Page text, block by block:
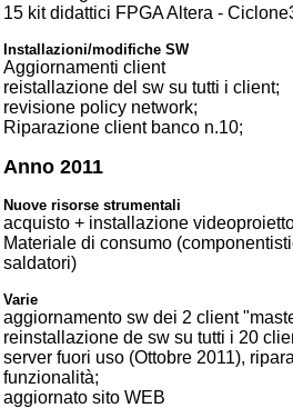
15 kit didattici FPGA Altera -
Installazioni/modifiche SW
Aggiornamenti client
reistallazione del sw su tutti i client;
revisione policy network;
Riparazione client banco n.10;
Anno 2011
Nuove risorse strumentali
acquisto + installazione
Materiale di consumo
saldatori)
Varie
aggiornamento sw dei 2 client
reinstallazione de sw su tutti i 20
server fuori uso (Ottobre 2011),
funzionalità;
aggiornato sito WEB